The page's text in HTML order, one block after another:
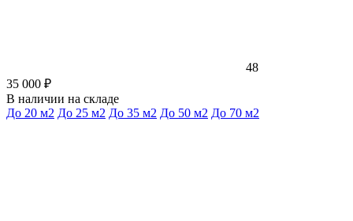
48
35 000 ₽
В наличии на складе
До 20 м2 До 25 м2 До 35 м2 До 50 м2 До 70 м2